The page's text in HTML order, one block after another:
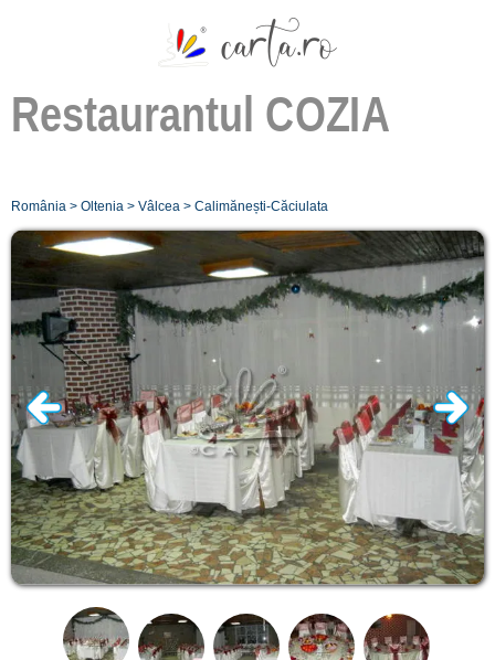
Restaurantul COZIA
România > Oltenia > Vâlcea > Calimănești-Căciulata